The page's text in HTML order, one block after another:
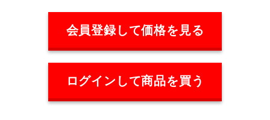
会員登録して価格を見る
ログインして商品を買う